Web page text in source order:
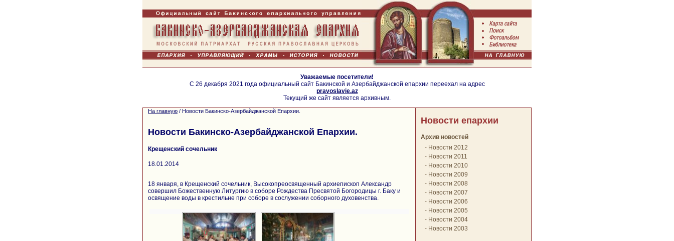
Уважаемые посетители!
С 26 декабря 2021 года официальный сайт Бакинской и Азербайджанской епархии переехал на адрес
pravoslavie.az
Текущий же сайт является архивным.
На главную / Новости Бакинско-Азербайджанской Епархии.
Новости Бакинско-Азербайджанской Епархии.
Крещенский сочельник
18.01.2014
18 января, в Крещенский сочельник, Высокопреосвященный архиепископ Александр
совершил Божественную Литургию в соборе Рождества Пресвятой Богородицы г. Баку и
освящение воды в крестильне при соборе в сослужении соборного духовенства.
Новости епархии
Архив новостей
- Новости 2012
- Новости 2011
- Новости 2010
- Новости 2009
- Новости 2008
- Новости 2007
- Новости 2006
- Новости 2005
- Новости 2004
- Новости 2003